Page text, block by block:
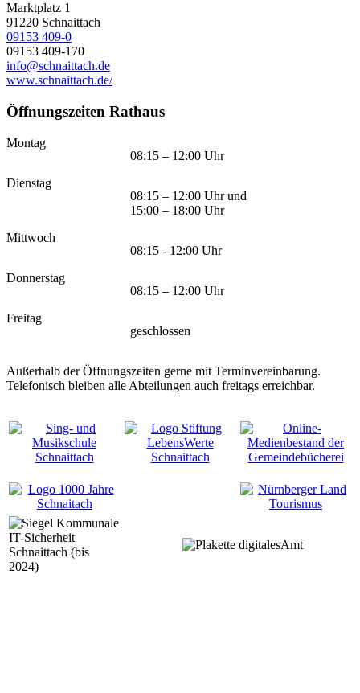
Marktplatz 1
91220 Schnaittach
09153 409-0
09153 409-170
info@schnaittach.de
www.schnaittach.de/
Öffnungszeiten Rathaus
Montag
08:15 – 12:00 Uhr
Dienstag
08:15 – 12:00 Uhr und
15:00 – 18:00 Uhr
Mittwoch
08:15 - 12:00 Uhr
Donnerstag
08:15 – 12:00 Uhr
Freitag
geschlossen
Außerhalb der Öffnungszeiten gerne mit Terminvereinbarung.
Telefonisch bleiben alle Abteilungen auch freitags erreichbar.